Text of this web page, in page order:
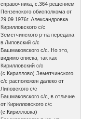
справочника, с.364 решением
Пензенского обисполкома от
29.09.1976г. Александровка
Кирилловского с/с
Земетчинского р-на передана
в Липовский с/с
Башмаковского с/с. Но это,
видимо описка, так как
Кирилловский с/с
(с.Кириллово) Земетчинского
с/с расположен далеко от
Липовского с/с
Башмаковского с/с, в отличие
от Кирилловского с/с
(с.Кирилловка)